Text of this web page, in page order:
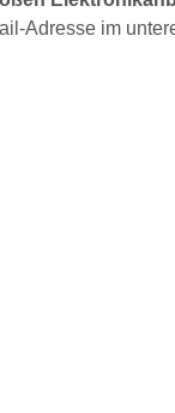
Adresse im